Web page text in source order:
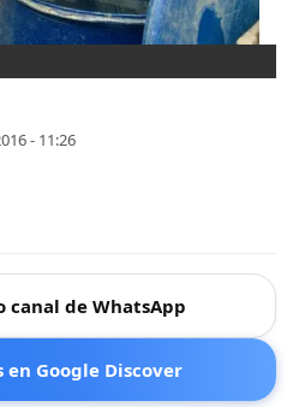
- 11:26
canal de WhatsApp
en Google Discover